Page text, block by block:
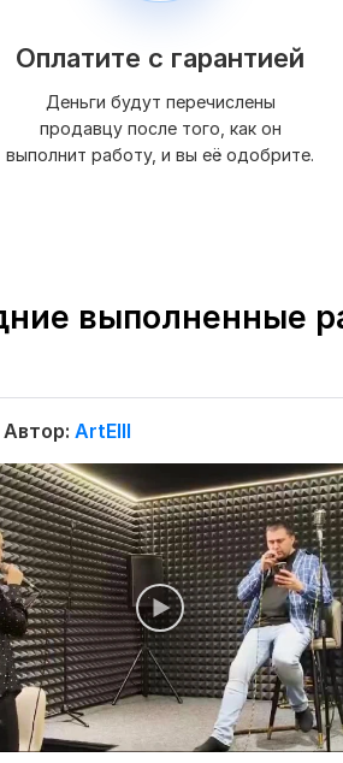
Оплатите с гарантией
Деньги будут перечислены
продавцу после того, как он
выполнит работу, и вы её одобрите.
выполненные
Автор: ArtElll